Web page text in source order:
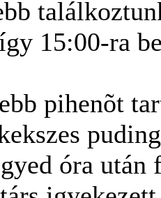
15:00-ra
pihenõt
óra